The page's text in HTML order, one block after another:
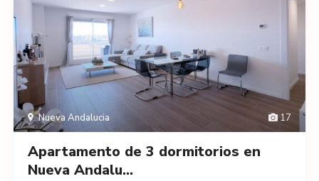
17
Nueva Andalucia
Apartamento de 3 dormitorios en
Nueva Andalu...